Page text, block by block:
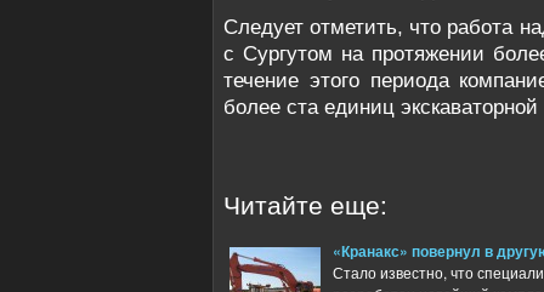
Следует отметить, что работа
с Сургутом на протяжении
течение этого периода
более ста единиц экскаваторной
Читайте еще:
«Кранакс» повернул в
Стало известно, что